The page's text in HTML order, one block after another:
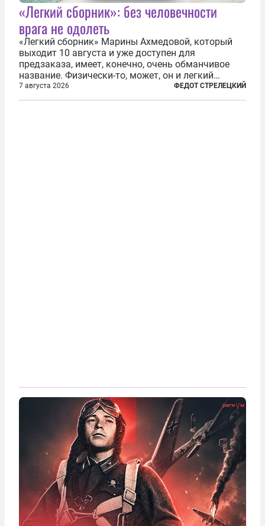
«Легкий сборник»: без человечности
врага не одолеть
«Легкий сборник» Марины Ахмедовой, который
выходит 10 августа и уже доступен для
предзаказа, имеет, конечно, очень обманчивое
название. Физически-то, может, он и легкий
относительно. Но метафизически —
безотносительно тяжелый. Десять рассказов,
7 августа 2026 ФЕДОТ СТРЕЛЕЦКИЙ